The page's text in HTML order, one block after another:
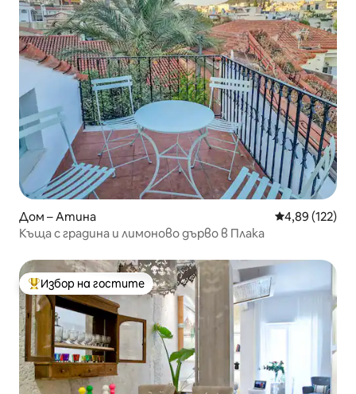
Дом – Атина Средна
4,89 (122)
Къща с градина и лимоново дърво в Плака
Най-популярен избор на гостите
Избор на гостите